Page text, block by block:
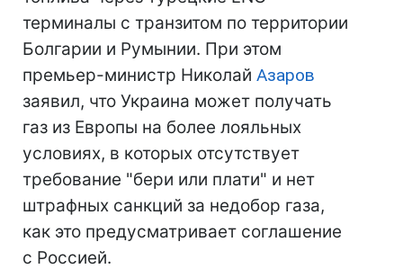
терминалы с транзитом по территории
Болгарии и Румынии. При этом
премьер-министр Николай Азаров
заявил, что Украина может получать
газ из Европы на более лояльных
условиях, в которых отсутствует
требование "бери или плати" и нет
штрафных санкций за недобор газа,
как это предусматривает соглашение
с Россией.